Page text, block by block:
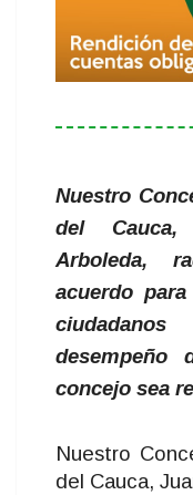
Nuestro
del Cauca,
Arboleda,
acuerdo
concejo sea
Nuestro
del Cauca,